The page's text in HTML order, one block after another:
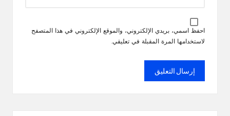
احفظ اسمي، بريدي الإلكتروني، والموقع الإلكتروني في هذا المتصفح
لاستخدامها المرة المقبلة في تعليقي.